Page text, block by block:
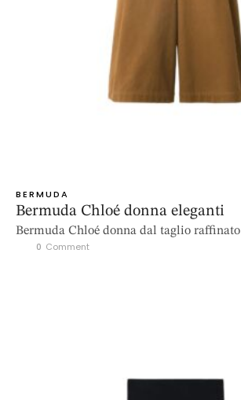
BERMUDA
Bermuda Chloé donna eleganti
Bermuda Chloé donna dal taglio raffinato
0 Comment